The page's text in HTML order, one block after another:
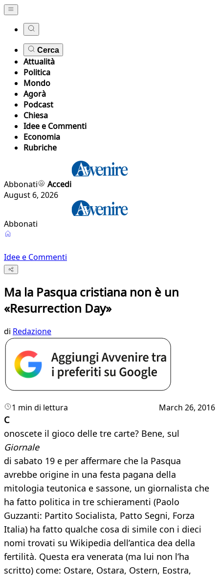
Cerca
Attualità
Politica
Mondo
Agorà
Podcast
Chiesa
Idee e Commenti
Economia
Rubriche
Abbonati
Accedi
August 6, 2026
Abbonati
Idee e Commenti
Ma la Pasqua cristiana non è un
«Resurrection Day»
di Redazione
1 min di lettura March 26, 2016
C
onoscete il gioco delle tre carte? Bene, sul
Giornale
di sabato 19 e per affermare che la Pasqua
avrebbe origine in una festa pagana della
mitologia teutonica e sassone, un giornalista che
ha fatto politica in tre schieramenti (Paolo
Guzzanti: Partito Socialista, Patto Segni, Forza
Italia) ha fatto qualche cosa di simile con i dieci
nomi trovati su Wikipedia dell’antica dea della
fertilità. Questa era venerata (ma lui non l’ha
scritto) come: Ostare, Ostara, Ostern, Eostra,